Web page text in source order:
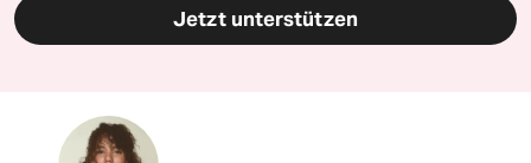
Jetzt unterstützen